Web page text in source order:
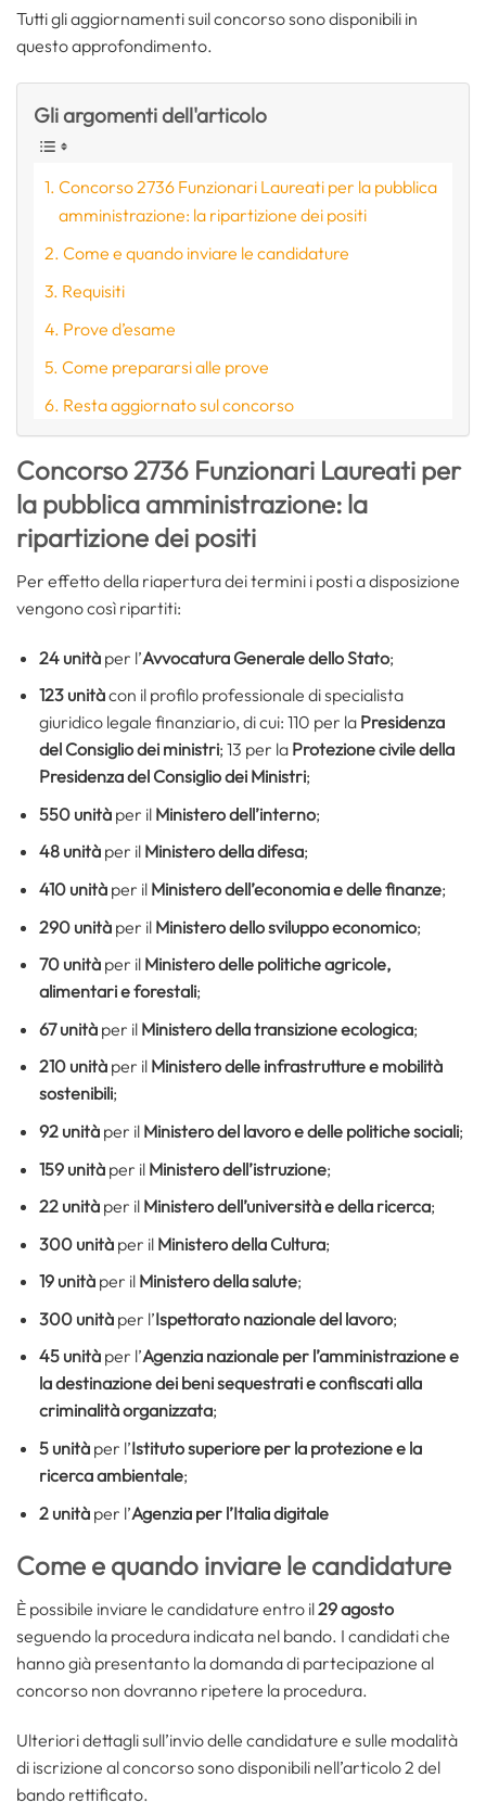
Tutti gli aggiornamenti suil concorso sono disponibili in
questo approfondimento.
Gli argomenti dell'articolo
Concorso 2736 Funzionari Laureati per la pubblica
amministrazione: la ripartizione dei positi
Come e quando inviare le candidature
Requisiti
Prove d’esame
Come prepararsi alle prove
Resta aggiornato sul concorso
Concorso 2736 Funzionari Laureati per
la pubblica amministrazione: la
ripartizione dei positi
Per effetto della riapertura dei termini i posti a disposizione
vengono così ripartiti:
24 unitàper l’Avvocatura Generale dello Stato;
123 unitàcon il profilo professionale di specialista
giuridico legale finanziario, di cui: 110 per la Presidenza
del Consiglio dei ministri; 13 per la Protezione civile della
Presidenza del Consiglio dei Ministri;
550 unitàper il Ministero dell’interno;
48 unitàper il Ministero della difesa;
410 unitàper il Ministero dell’economia e delle finanze;
290 unitàper il Ministero dello sviluppo economico;
70 unitàper il Ministero delle politiche agricole,
alimentari e forestali;
67 unitàper il Ministero della transizione ecologica;
210 unitàper il Ministero delle infrastrutture e mobilità
sostenibili;
92 unitàper il Ministero del lavoro e delle politiche sociali;
159 unitàper il Ministero dell’istruzione;
22 unitàper il Ministero dell’università e della ricerca;
300 unitàper il Ministero della Cultura;
19 unitàper il Ministero della salute;
300 unitàper l’Ispettorato nazionale del lavoro;
45 unitàper l’Agenzia nazionale per l’amministrazione e
la destinazione dei beni sequestrati e confiscati alla
criminalità organizzata;
5 unitàper l’Istituto superiore per la protezione e la
ricerca ambientale;
2 unitàper l’Agenzia per l’Italia digitale
Come e quando inviare le candidature
È possibile inviare le candidature entro il29 agosto
seguendo la procedura indicata nel bando. I candidati che
hanno già presentanto la domanda di partecipazione al
concorso non dovranno ripetere la procedura.
Ulteriori dettagli sull’invio delle candidature e sulle modalità
di iscrizione al concorso sono disponibili nell’articolo 2 del
bando rettificato.